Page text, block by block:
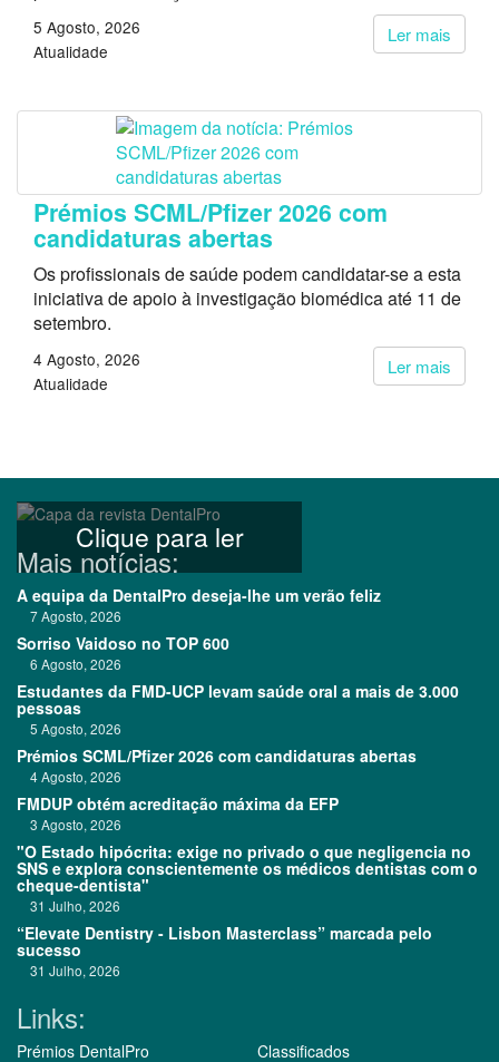
Ler mais
5 Agosto, 2026
Atualidade
Prémios SCML/Pfizer 2026 com
candidaturas abertas
Os profissionais de saúde podem candidatar-se a esta
iniciativa de apoio à investigação biomédica até 11 de
setembro.
Ler mais
4 Agosto, 2026
Atualidade
Clique para ler
Mais notícias:
A equipa da DentalPro deseja-lhe um verão feliz
7 Agosto, 2026
Sorriso Vaidoso no TOP 600
6 Agosto, 2026
Estudantes da FMD-UCP levam saúde oral a mais de 3.000
pessoas
5 Agosto, 2026
Prémios SCML/Pfizer 2026 com candidaturas abertas
4 Agosto, 2026
FMDUP obtém acreditação máxima da EFP
3 Agosto, 2026
"O Estado hipócrita: exige no privado o que negligencia no
SNS e explora conscientemente os médicos dentistas com o
cheque-dentista"
31 Julho, 2026
“Elevate Dentistry - Lisbon Masterclass” marcada pelo
sucesso
31 Julho, 2026
Links:
Prémios DentalPro Classificados